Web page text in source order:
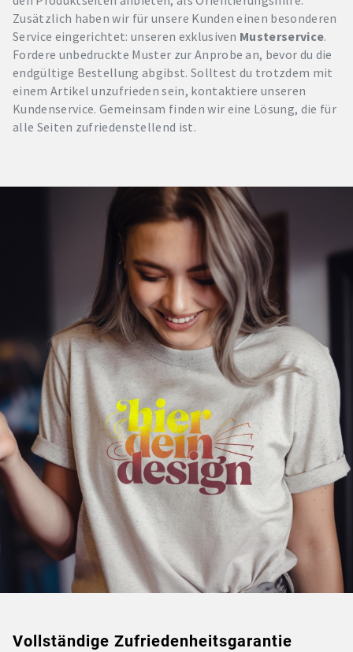
Zusätzlich haben wir für unsere Kunden einen besonderen
Service eingerichtet: unseren exklusiven Musterservice.
Fordere unbedruckte Muster zur Anprobe an, bevor du die
endgültige Bestellung abgibst. Solltest du trotzdem mit
einem Artikel unzufrieden sein, kontaktiere unseren
Kundenservice. Gemeinsam finden wir eine Lösung, die für
alle Seiten zufriedenstellend ist.
Vollständige Zufriedenheitsgarantie